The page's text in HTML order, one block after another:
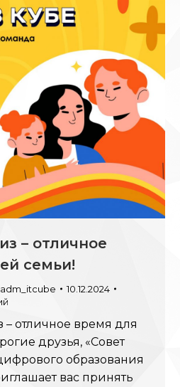
– отличное
семьи!
adm_itcube
10.12.2024
отличное время для
друзья, «Совет
образования
вас принять